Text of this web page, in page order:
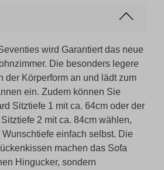
wird Garantiert das neue
Die besonders legere
der Körperform an und lädt zum
ein. Zudem können Sie
Sitztiefe 1 mit ca. 64cm oder der
2 mit ca. 84cm wählen,
einfach selbst. Die
machen das Sofa
Hingucker, sondern